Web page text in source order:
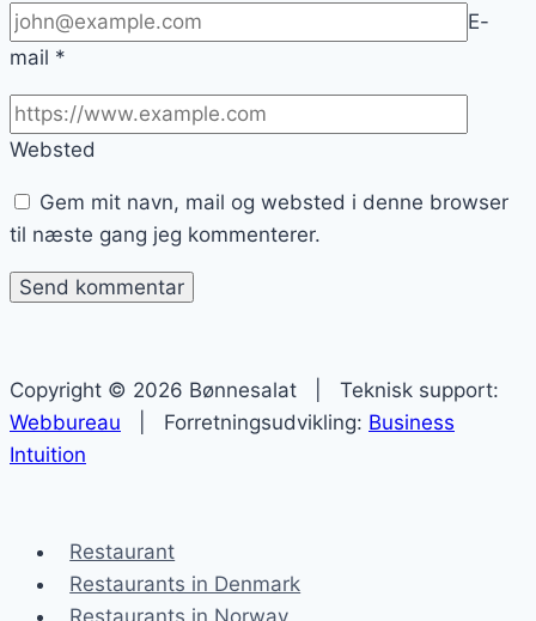
E-
mail *
Websted
Gem mit navn, mail og websted i denne browser
til næste gang jeg kommenterer.
Copyright © 2026 Bønnesalat | Teknisk support:
Webbureau | Forretningsudvikling: Business
Intuition
Restaurant
Restaurants in Denmark